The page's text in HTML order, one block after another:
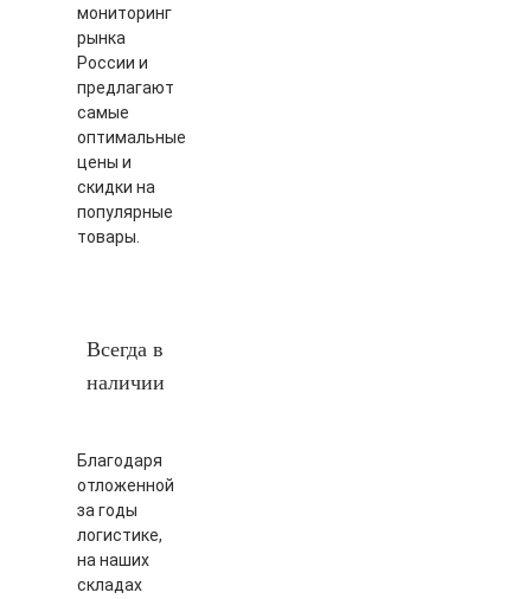
мониторинг
рынка
России и
предлагают
самые
оптимальные
цены и
скидки на
популярные
товары.
Всегда в
наличии
Благодаря
отложенной
за годы
логистике,
на наших
складах